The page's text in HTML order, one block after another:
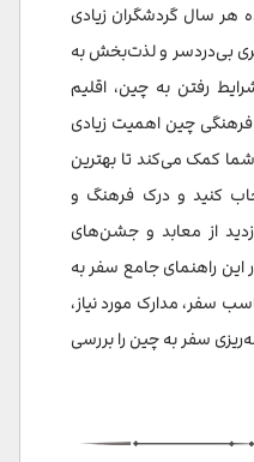
جشنواره ها
هزینه ها
چین، به‌ویژه به عنوان
ویزای چین اقدام کنید.
رفتن به چین، و نکاتی
به برنامه‌ریزی بهتر
مهم‌ترین مدارک مورد
هر سال گردشگران زیادی
بی‌دردسر و لذت‌بخش به
رفتن به چین، اقلیم
چین اهمیت زیادی
کمک می‌کند تا بهترین
کنید و درک فرهنگ و
از معابد و جشن‌های
این راهنمای جامع سفر به
سفر، مدارک مورد نیاز،
سفر به چین را بررسی